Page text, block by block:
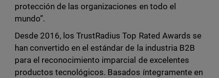
protección de las organizaciones en todo el
mundo”.
Desde 2016, los TrustRadius Top Rated Awards se
han convertido en el estándar de la industria B2B
para el reconocimiento imparcial de excelentes
productos tecnológicos. Basados íntegramente en